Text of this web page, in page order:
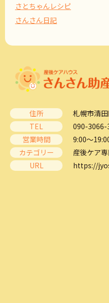
さとちゃんレシピ
さんさん日記
住所
札幌市清
TEL
090-3066-
営業時間
9:00～
カテゴリー
産後ケア
URL
https://